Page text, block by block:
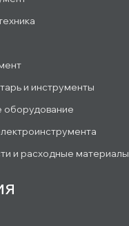
и инструменты
оборудование
и расходные материалы